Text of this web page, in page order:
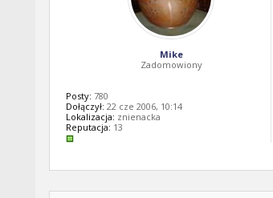
Mike
Zadomowiony
Posty: 780
Dołączył: 22 cze 2006, 10:14
Lokalizacja: znienacka
Reputacja: 13